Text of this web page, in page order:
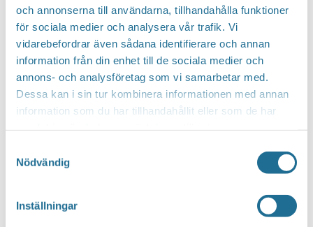
och annonserna till användarna, tillhandahålla funktioner
för sociala medier och analysera vår trafik. Vi
vidarebefordrar även sådana identifierare och annan
information från din enhet till de sociala medier och
annons- och analysföretag som vi samarbetar med.
Dessa kan i sin tur kombinera informationen med annan
information som du har tillhandahållit eller som de har
Nödvändig
Inställningar